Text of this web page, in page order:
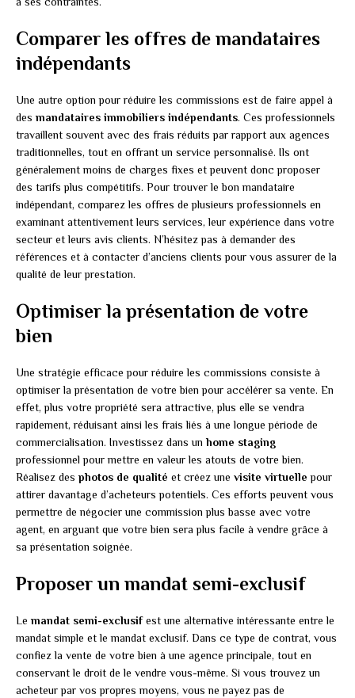
Comparer les offres de mandataires
indépendants
Une autre option pour réduire les commissions est de faire appel à
des mandataires immobiliers indépendants. Ces professionnels
travaillent souvent avec des frais réduits par rapport aux agences
traditionnelles, tout en offrant un service personnalisé. Ils ont
généralement moins de charges fixes et peuvent donc proposer
des tarifs plus compétitifs. Pour trouver le bon mandataire
indépendant, comparez les offres de plusieurs professionnels en
examinant attentivement leurs services, leur expérience dans votre
secteur et leurs avis clients. N’hésitez pas à demander des
références et à contacter d’anciens clients pour vous assurer de la
qualité de leur prestation.
Optimiser la présentation de votre
bien
Une stratégie efficace pour réduire les commissions consiste à
optimiser la présentation de votre bien pour accélérer sa vente. En
effet, plus votre propriété sera attractive, plus elle se vendra
rapidement, réduisant ainsi les frais liés à une longue période de
commercialisation. Investissez dans unhome staging
professionnel pour mettre en valeur les atouts de votre bien.
Réalisez des photos de qualité et créez une visite virtuelle pour
attirer davantage d’acheteurs potentiels. Ces efforts peuvent vous
permettre de négocier une commission plus basse avec votre
agent, en arguant que votre bien sera plus facile à vendre grâce à
sa présentation soignée.
Proposer un mandat semi-exclusif
Le mandat semi-exclusifest une alternative intéressante entre le
mandat simple et le mandat exclusif. Dans ce type de contrat, vous
confiez la vente de votre bien à une agence principale, tout en
conservant le droit de le vendre vous-même. Si vous trouvez un
acheteur par vos propres moyens, vous ne payez pas de